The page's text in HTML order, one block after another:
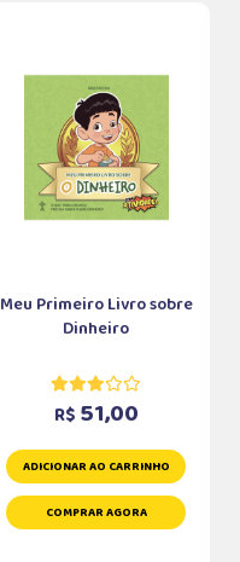
Meu Primeiro Livro sobre
Dinheiro
R$ 51,00
ADICIONAR AO CARRINHO
COMPRAR AGORA